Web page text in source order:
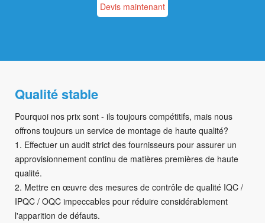
Devis maintenant
Qualité stable
Pourquoi nos prix sont - ils toujours compétitifs, mais nous
offrons toujours un service de montage de haute qualité?
1. Effectuer un audit strict des fournisseurs pour assurer un
approvisionnement continu de matières premières de haute
qualité.
2. Mettre en œuvre des mesures de contrôle de qualité IQC /
IPQC / OQC impeccables pour réduire considérablement
l'apparition de défauts.